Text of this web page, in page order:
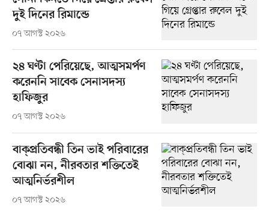
দুই দিনের রিমান্ডে
০৭ আগস্ট ২০২৬
২৪ ঘণ্টা পেরিয়েছে, আত্মসমর্পণ
করেননি সাবেক সেনাসদস্য
হাফিজুর
০৭ আগস্ট ২০২৬
বাক্প্রতিবন্ধী তিন ভাই পরিবারের
বোঝা নন, নীরবতার শক্তিতেই
আত্মনির্ভরশীল
০৭ আগস্ট ২০২৬